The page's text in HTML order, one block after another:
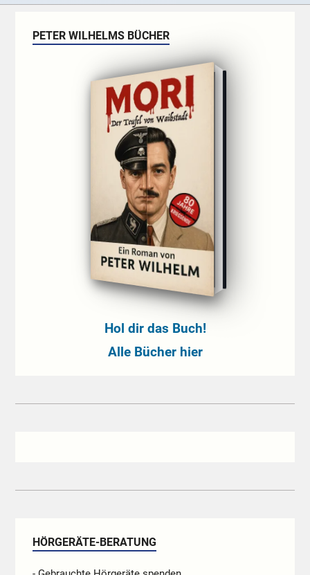
PETER WILHELMS BÜCHER
Hol dir das Buch!
Alle Bücher hier
HÖRGERÄTE-BERATUNG